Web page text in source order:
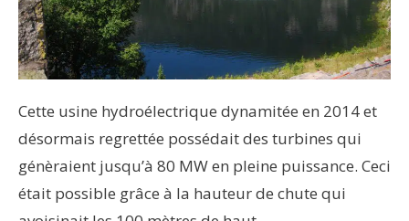
Cette usine hydroélectrique dynamitée en 2014 et
désormais regrettée possédait des turbines qui
génèraient jusqu’à 80 MW en pleine puissance. Ceci
était possible grâce à la hauteur de chute qui